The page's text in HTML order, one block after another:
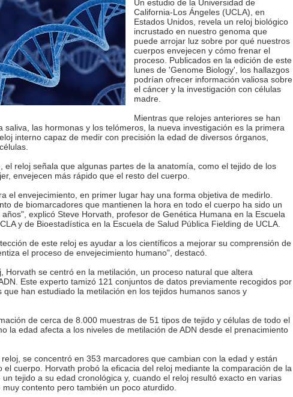
Un estudio de la Universidad de
California-Los Ángeles (UCLA), en
Estados Unidos, revela un reloj biológico
incrustado en nuestro genoma que
puede arrojar luz sobre por qué nuestros
cuerpos envejecen y cómo frenar el
proceso. Publicados en la edición de este
lunes de 'Genome Biology', los hallazgos
podrían ofrecer información valiosa sobre
el cáncer y la investigación con células
madre.
Mientras que relojes anteriores se han
saliva, las hormonas y los telómeros, la nueva investigación es la primera
interno capaz de medir con precisión la edad de diversos órganos,
el reloj señala que algunas partes de la anatomía, como el tejido de los
envejecen más rápido que el resto del cuerpo.
el envejecimiento, en primer lugar hay una forma objetiva de medirlo.
de biomarcadores que mantienen la hora en todo el cuerpo ha sido un
explicó Steve Horvath, profesor de Genética Humana en la Escuela
y de Bioestadística en la Escuela de Salud Pública Fielding de UCLA.
de este reloj es ayudar a los científicos a mejorar su comprensión de
el proceso de envejecimiento humano", destacó.
Horvath se centró en la metilación, un proceso natural que altera
Este experto tamizó 121 conjuntos de datos previamente recogidos por
que han estudiado la metilación en los tejidos humanos sanos y
de cerca de 8.000 muestras de 51 tipos de tejido y células de todo el
la edad afecta a los niveles de metilación de ADN desde el prenacimiento
se concentró en 353 marcadores que cambian con la edad y están
el cuerpo. Horvath probó la eficacia del reloj mediante la comparación de la
tejido a su edad cronológica y, cuando el reloj resultó exacto en varias
contento pero también un poco aturdido.